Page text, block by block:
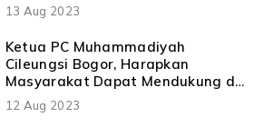
13 Aug 2023
Ketua PC Muhammadiyah
Cileungsi Bogor, Harapkan
Masyarakat Dapat Mendukung di
Pembangunan UMCI
12 Aug 2023